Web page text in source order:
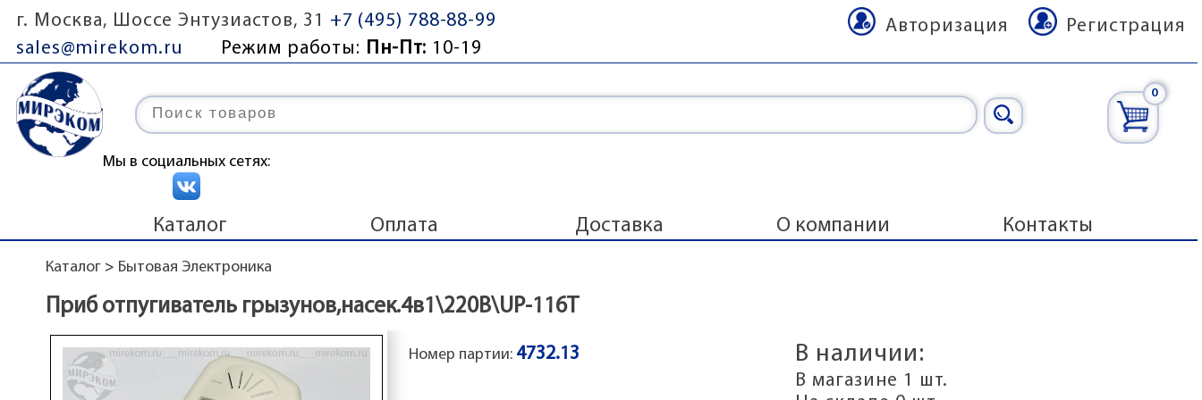
г. Москва, Шоссе Энтузиастов, 31
+7 (495) 788-88-99
sales@mirekom.ru
Режим работы: Пн-Пт: 10-19
Регистрация
Авторизация
Мы в социальных сетях:
0
Каталог Оплата Доставка О компании Контакты
Каталог> Бытовая Электроника
Приб отпугиватель грызунов,насек.4в1\220В\UP-116T
Номер партии: 4732.13 В наличии:
В магазине 1 шт.